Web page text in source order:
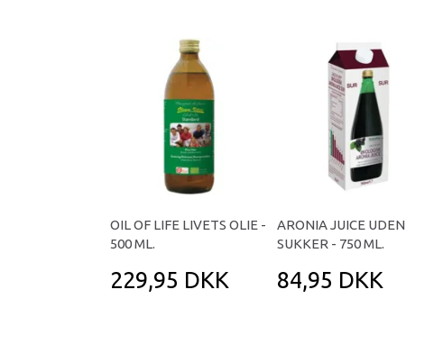
OIL OF LIFE LIVETS OLIE -
500 ML.
229,95 DKK
ARONIA JUICE UDEN
SUKKER - 750 ML.
84,95 DKK